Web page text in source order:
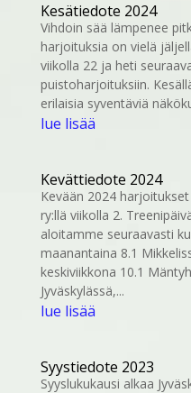
Kesätiedote 2024
Vihdoin sää lämpenee
harjoituksia on vielä
viikolla 22 ja heti
puistoharjoituksiin.
erilaisia syventäviä
lue lisää
Kevättiedote 2024
Kevään 2024
ry:llä viikolla 2.
aloitamme seuraavasti
maanantaina 8.1
keskiviikkona 10.1
Jyväskylässä,...
lue lisää
Syystiedote 2023
Syyslukukausi alkaa